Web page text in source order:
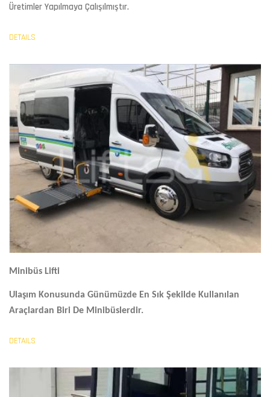
Üretimler Yapılmaya Çalışılmıştır.
DETAILS
Minibüs Lifti
Ulaşım Konusunda Günümüzde En Sık Şekilde Kullanılan
Araçlardan Biri De Minibüslerdir.
DETAILS